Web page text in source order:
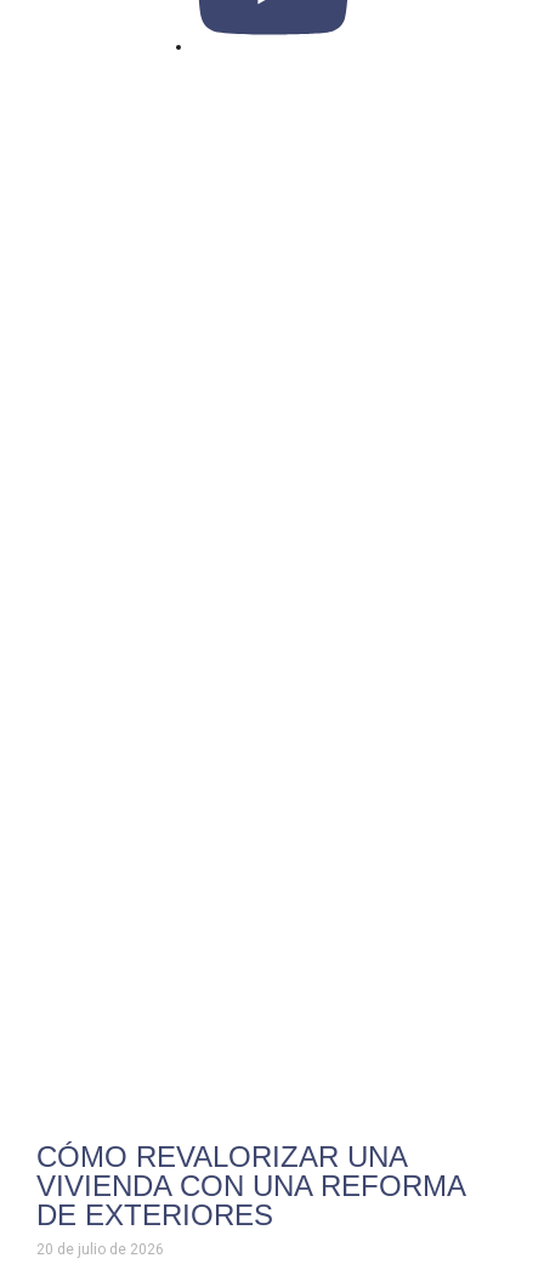
CÓMO REVALORIZAR UNA
VIVIENDA CON UNA REFORMA
DE EXTERIORES
20 de julio de 2026